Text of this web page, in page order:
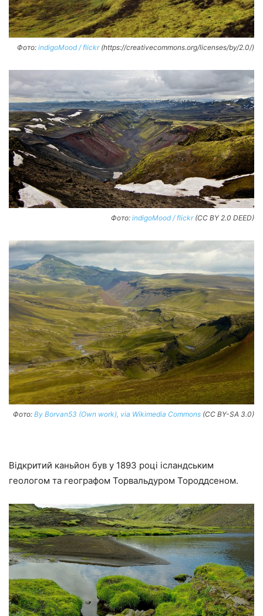
Фото: indigoMood / flickr(https://creativecommons.org/licenses/by/2.0/)
Фото: indigoMood / flickr(CC BY 2.0 DEED)
Фото: By Borvan53 (Own work), via Wikimedia Commons (CC BY-SA 3.0)
Відкритий каньйон був у 1893 році ісландським
геологом та географом Торвальдуром Тороддсеном.